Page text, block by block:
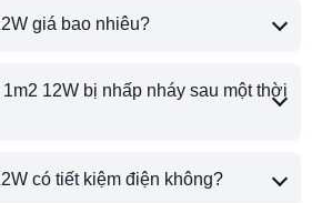
giá bao nhiêu?
12W bị nhấp nháy sau một thời
có tiết kiệm điện không?